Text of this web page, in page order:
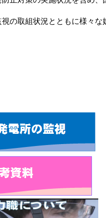
の取組状況とともに様々な